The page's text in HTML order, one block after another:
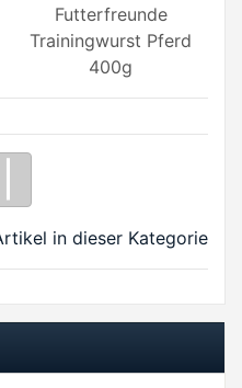
Futterfreunde
Trainingwurst Pferd
400g
in dieser Kategorie